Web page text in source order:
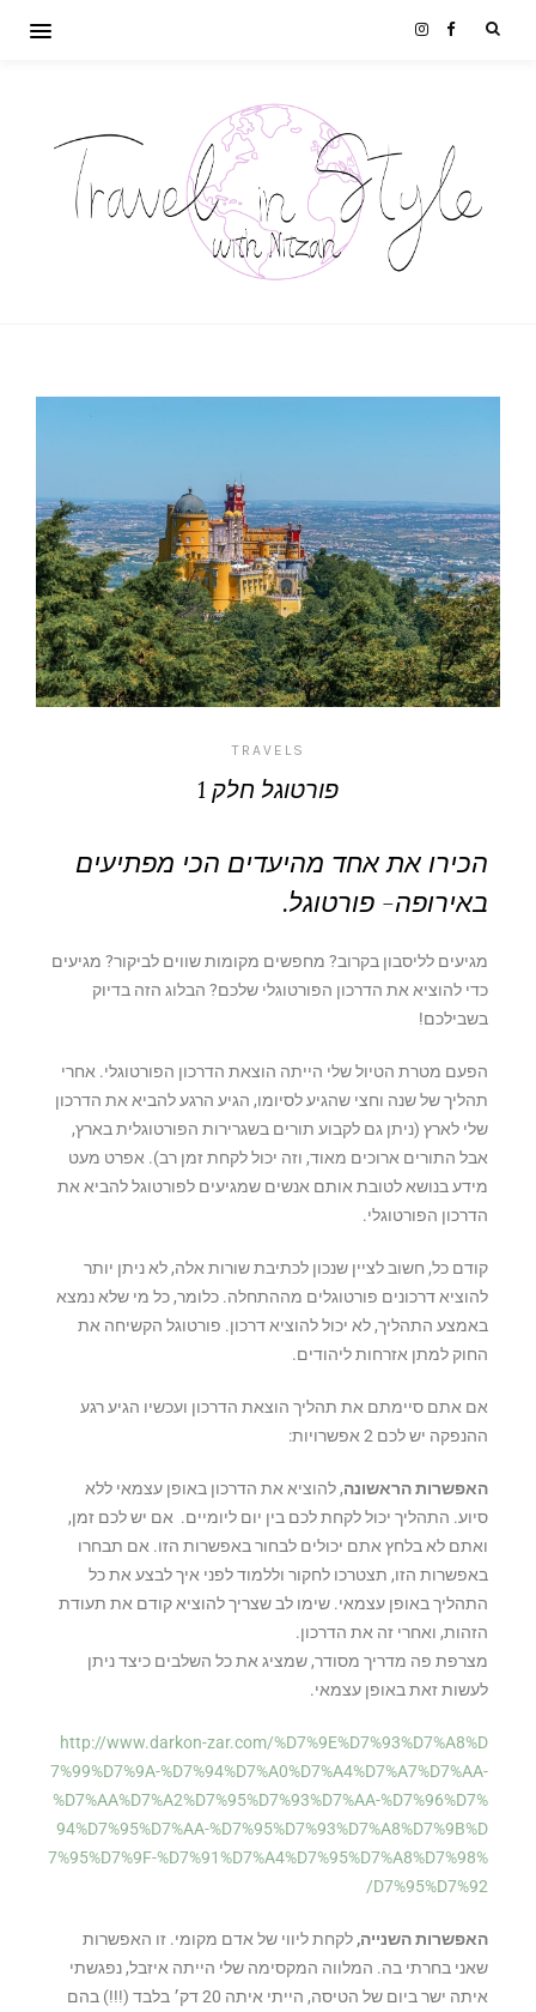
TRAVELS
פורטוגל חלק 1
הכירו את אחד מהיעדים הכי מפתיעים
באירופה- פורטוגל.
מגיעים לליסבון בקרוב? מחפשים מקומות שווים לביקור? מגיעים
כדי להוציא את הדרכון הפורטוגלי שלכם? הבלוג הזה בדיוק
בשבילכם!
הפעם מטרת הטיול שלי הייתה הוצאת הדרכון הפורטוגלי. אחרי
תהליך של שנה וחצי שהגיע לסיומו, הגיע הרגע להביא את הדרכון
שלי לארץ (ניתן גם לקבוע תורים בשגרירות הפורטוגלית בארץ,
אבל התורים ארוכים מאוד, וזה יכול לקחת זמן רב). אפרט מעט
מידע בנושא לטובת אותם אנשים שמגיעים לפורטוגל להביא את
הדרכון הפורטוגלי.
קודם כל, חשוב לציין שנכון לכתיבת שורות אלה, לא ניתן יותר
להוציא דרכונים פורטוגלים מההתחלה. כלומר, כל מי שלא נמצא
באמצע התהליך, לא יכול להוציא דרכון. פורטוגל הקשיחה את
החוק למתן אזרחות ליהודים.
אם אתם סיימתם את תהליך הוצאת הדרכון ועכשיו הגיע רגע
ההנפקה יש לכם 2 אפשרויות:
האפשרות הראשונה, להוציא את הדרכון באופן עצמאי ללא
סיוע. התהליך יכול לקחת לכם בין יום ליומיים. אם יש לכם זמן,
ואתם לא בלחץ אתם יכולים לבחור באפשרות הזו. אם תבחרו
באפשרות הזו, תצטרכו לחקור וללמוד לפני איך לבצע את כל
התהליך באופן עצמאי. שימו לב שצריך להוציא קודם את תעודת
הזהות, ואחרי זה את הדרכון.
מצרפת פה מדריך מסודר, שמציג את כל השלבים כיצד ניתן
לעשות זאת באופן עצמאי.
http://www.darkon-zar.com/%D7%9E%D7%93%D7%A8%D
7%99%D7%9A-%D7%94%D7%A0%D7%A4%D7%A7%D7%AA-
%D7%AA%D7%A2%D7%95%D7%93%D7%AA-%D7%96%D7%
94%D7%95%D7%AA-%D7%95%D7%93%D7%A8%D7%9B%D
7%95%D7%9F-%D7%91%D7%A4%D7%95%D7%A8%D7%98%
D7%95%D7%92/
האפשרות השנייה, לקחת ליווי של אדם מקומי. זו האפשרות
שאני בחרתי בה. המלווה המקסימה שלי הייתה איזבל, נפגשתי
איתה ישר ביום של הטיסה, הייתי איתה 20 דק׳ בלבד (!!!) בהם